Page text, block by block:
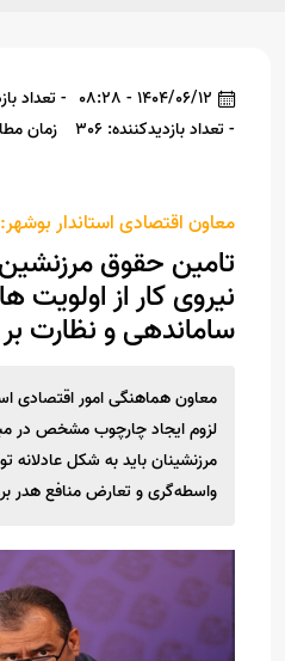
1404/06/12 - 08:28
- تعداد
- تعداد بازدیدکننده: 306
زمان مطالعه
معاون اقتصادی استاندار بوشهر:
تامین حقوق
نیروی کار از اولویت
ساماندهی و نظارت
معاون هماهنگی امور اقتصادی
لزوم ایجاد چارچوب مشخص در
مرزنشینان باید به شکل عادلانه
واسطه‌گری و تعارض منافع هدر